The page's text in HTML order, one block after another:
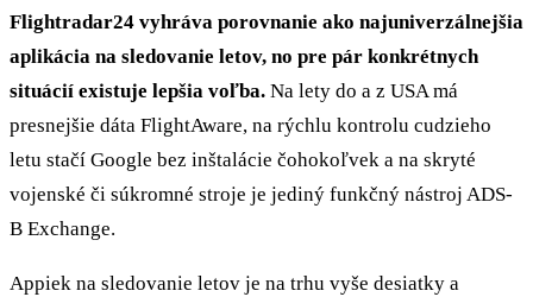
Flightradar24 vyhráva porovnanie ako najuniverzálnejšia
aplikácia na sledovanie letov, no pre pár konkrétnych
situácií existuje lepšia voľba. Na lety do a z USA má
presnejšie dáta FlightAware, na rýchlu kontrolu cudzieho
letu stačí Google bez inštalácie čohokoľvek a na skryté
vojenské či súkromné stroje je jediný funkčný nástroj ADS-
B Exchange.
Appiek na sledovanie letov je na trhu vyše desiatky a